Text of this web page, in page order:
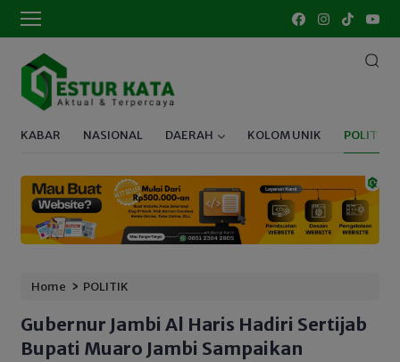
KABAR NASIONAL DAERAH KOLOM UNIK POLITIK
Home › POLITIK
Gubernur Jambi Al Haris Hadiri Sertijab
Bupati Muaro Jambi Sampaikan